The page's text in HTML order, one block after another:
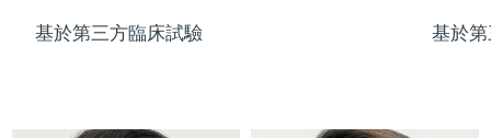
基於第三方臨床試驗 基於
Blackhead remover
LED light hairbrush
issa™ Teeth Whitening Set
Dual LED + sonic device & 18% PAP gel
issa™ Teeth Whitening Gel
更多的
愛爾蘭 8/10/26